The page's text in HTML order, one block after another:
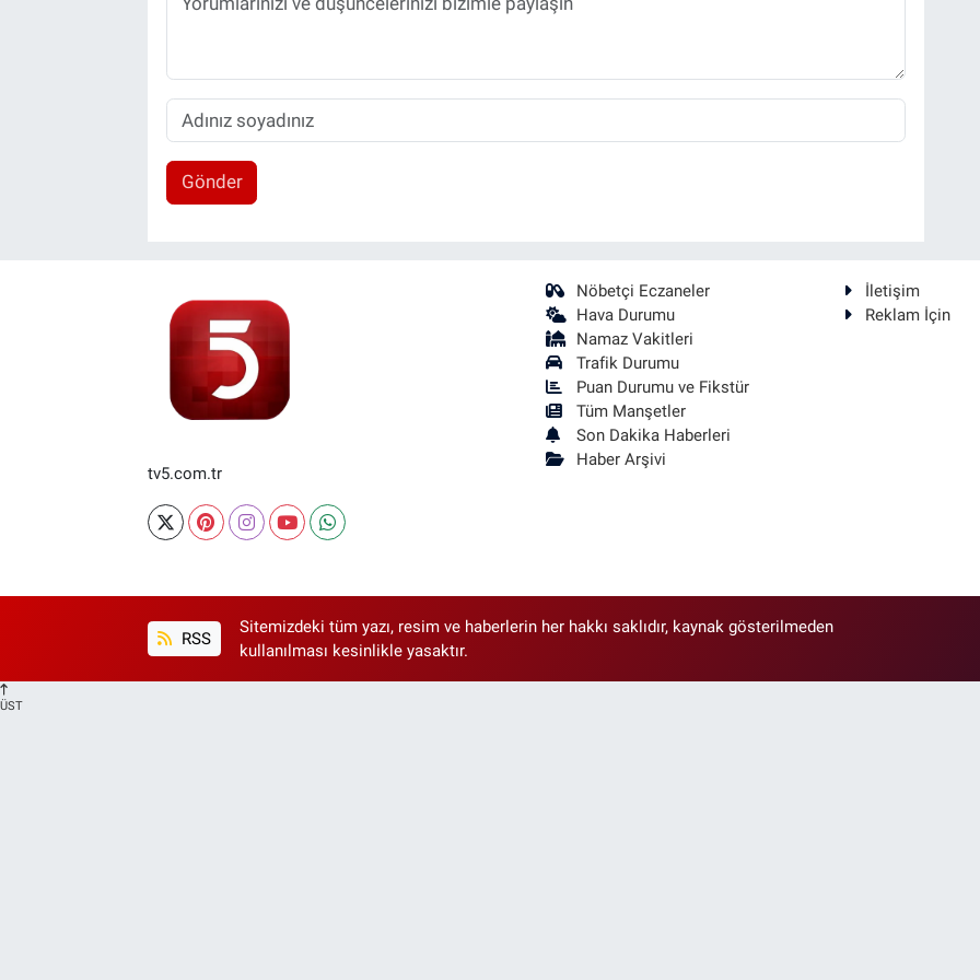
Gönder
tv5.com.tr
Nöbetçi Eczaneler
Hava Durumu
Namaz Vakitleri
Trafik Durumu
Puan Durumu ve Fikstür
Tüm Manşetler
Son Dakika Haberleri
Haber Arşivi
İletişim
Reklam İçin
RSS
Sitemizdeki tüm yazı, resim ve haberlerin her hakkı saklıdır, kaynak gösterilmeden
kullanılması kesinlikle yasaktır.
ÜST